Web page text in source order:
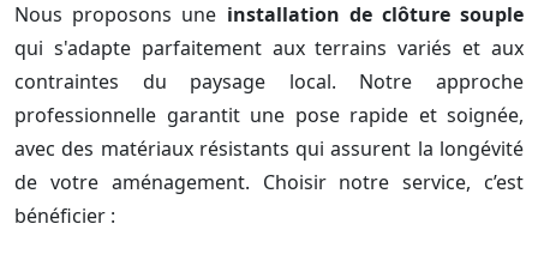
Nous proposons une installation de clôture souple
qui s'adapte parfaitement aux terrains variés et aux
contraintes du paysage local. Notre approche
professionnelle garantit une pose rapide et soignée,
avec des matériaux résistants qui assurent la longévité
de votre aménagement. Choisir notre service, c’est
bénéficier :